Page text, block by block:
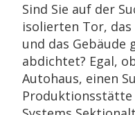
Sind Sie auf der
isolierten Tor,
und das Gebäude
abdichtet? Egal,
Autohaus, einen
Produktionsstätte